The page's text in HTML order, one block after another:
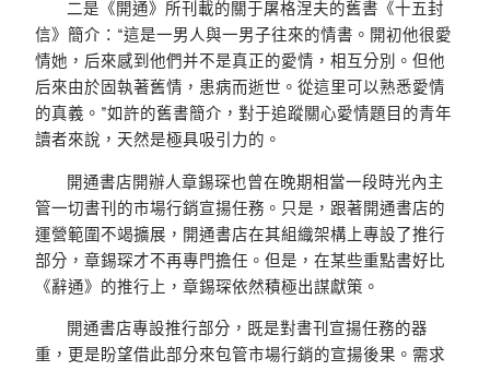
二是《開通》所刊載的關于屠格涅夫的舊書《十五封
信》簡介：“這是一男人與一男子往來的情書。開初他很愛
情她，后來感到他們并不是真正的愛情，相互分別。但他
后來由於固執著舊情，患病而逝世。從這里可以熟悉愛情
的真義。”如許的舊書簡介，對于追蹤關心愛情題目的青年
讀者來說，天然是極具吸引力的。
開通書店開辦人章錫琛也曾在晚期相當一段時光內主
管一切書刊的市場行銷宣揚任務。只是，跟著開通書店的
運營範圍不竭擴展，開通書店在其組織架構上專設了推行
部分，章錫琛才不再專門擔任。但是，在某些重點書好比
《辭通》的推行上，章錫琛依然積極出謀獻策。
開通書店專設推行部分，既是對書刊宣揚任務的器
重，更是盼望借此部分來包管市場行銷的宣揚後果。需求